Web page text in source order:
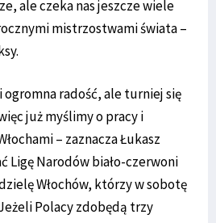
ale czeka nas jeszcze wiele
mistrzostwami świata –
ogromna radość, ale turniej się
już myślimy o pracy i
– zaznacza Łukasz
Ligę Narodów biało-czerwoni
Włochów, którzy w sobotę
Polacy zdobędą trzy